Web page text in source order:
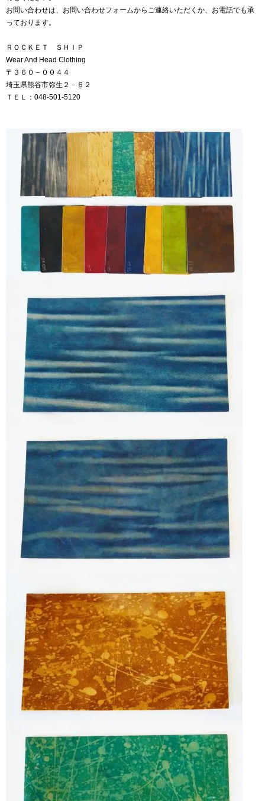
お問い合わせは、お問い合わせフォームからご連絡いただくか、お電話でも承
っております。
ＲＯＣＫＥＴ ＳＨＩＰ
Wear And Head Clothing
〒３６０－００４４
埼玉県熊谷市弥生２－６２
ＴＥＬ：048-501-5120